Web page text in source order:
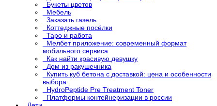
Букеты цветов
Мебель
Заказать газель
Коттеджные посёлки
Таро и работа
Мелбет приложение: современный формат
мобильного сервиса
Как найти красивую девушку
Дом из ракушечника
Купить куб бетона с доставкой: цена и особенности
выбора
HydroPeptide Pre Treatment Toner
Платформы контейнеризации в россии